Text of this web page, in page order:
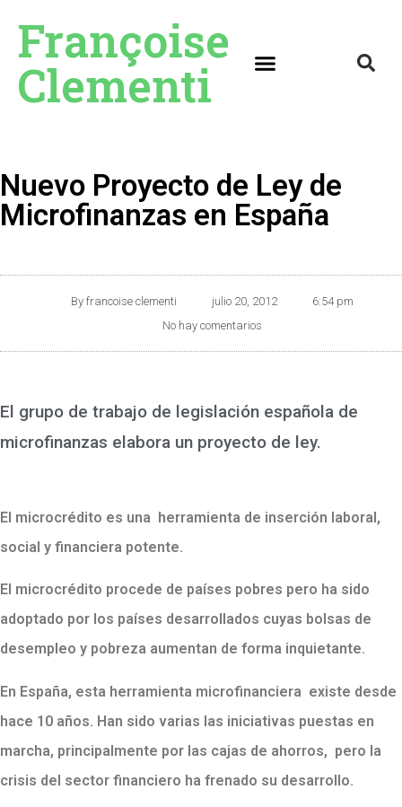
Françoise
Clementi
Nuevo Proyecto de Ley de
Microfinanzas en España
Byfrancoise clementi julio 20, 2012
6:54 pm
No hay comentarios
El grupo de trabajo de legislación española de
microfinanzas elabora un proyecto de ley.
El microcrédito es una herramienta de inserción laboral,
social y financiera potente.
El microcrédito procede de países pobres pero ha sido
adoptado por los países desarrollados cuyas bolsas de
desempleo y pobreza aumentan de forma inquietante.
En España, esta herramienta microfinanciera existe desde
hace 10 años. Han sido varias las iniciativas puestas en
marcha, principalmente por las cajas de ahorros, pero la
crisis del sector financiero ha frenado su desarrollo.